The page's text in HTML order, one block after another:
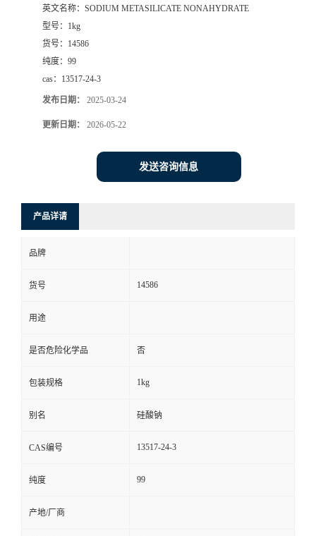
英文名称： SODIUM METASILICATE NONAHYDRATE
型号： 1kg
货号： 14586
纯度： 99
cas： 13517-24-3
发布日期： 2025-03-24
更新日期： 2026-05-22
发送咨询信息
产品详请
品牌
货号 14586
用途
是否危险化学品 否
包装规格 1kg
别名 硅酸钠
CAS编号 13517-24-3
纯度 99
产地/厂商